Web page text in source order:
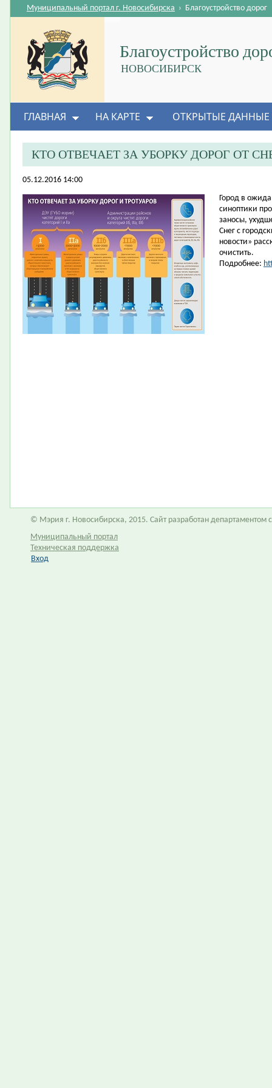
Благоустройство
НОВОСИБИРСК
Муниципальный портал г. Новосибирска › Благоустройство дорог
ГЛАВНАЯ НА КАРТЕ ОТКРЫТЫЕ ДАННЫЕ
КТО ОТВЕЧАЕТ ЗА УБОРКУ ДОРОГ ОТ
05.12.2016 14:00
Город в
синоптики
заносы,
Снег с
новости»
очистить.
Подробнее:
© Мэрия г. Новосибирска, 2015. Сайт разработан
Муниципальный портал
Техническая поддержка
Вход